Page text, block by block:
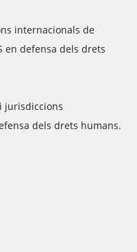
internacionals de
en defensa dels drets
jurisdiccions
dels drets humans.